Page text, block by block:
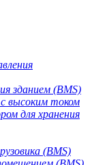
зданием (BMS)
высоким током
для хранения
(BMS)